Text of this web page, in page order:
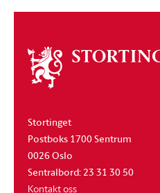
Om
stortinget
Stortinget
Postboks 1700 Sentrum
0026 Oslo
Sentralbord: 23 31 30 50
Kontakt oss